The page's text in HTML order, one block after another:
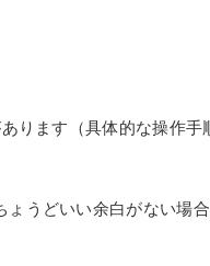
ります（具体的な操作手
ょうどいい余白がない場合